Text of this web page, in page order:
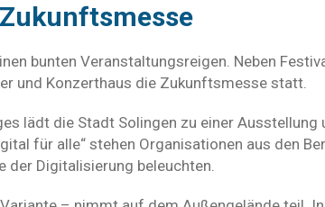
bunten Veranstaltungsreigen. Neben
und Konzerthaus die Zukunftsmesse statt.
lädt die Stadt Solingen zu einer
für alle“ stehen Organisationen aus den
der Digitalisierung beleuchten.